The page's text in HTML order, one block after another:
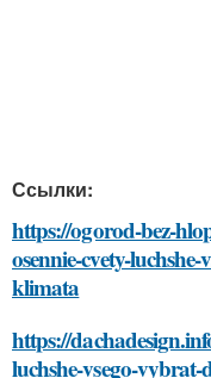
Ссылки:
https://ogorod-bez-
osennie-cvety-
klimata
https://
luchshe-vsego-